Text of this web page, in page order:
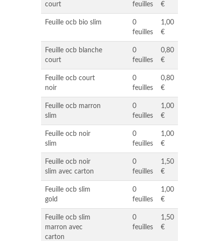
court
feuilles
€
Feuille ocb bio slim
0
feuilles
1,00
€
Feuille ocb blanche
court
0
feuilles
0,80
€
Feuille ocb court
noir
0
feuilles
0,80
€
Feuille ocb marron
slim
0
feuilles
1,00
€
Feuille ocb noir
slim
0
feuilles
1,00
€
Feuille ocb noir
slim avec carton
0
feuilles
1,50
€
Feuille ocb slim
gold
0
feuilles
1,00
€
Feuille ocb slim
marron avec
carton
0
feuilles
1,50
€